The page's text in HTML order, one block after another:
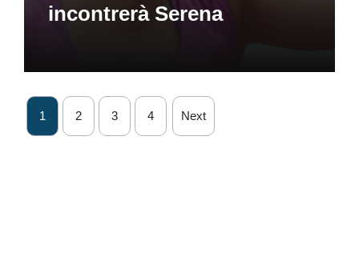
incontrerà Serena
1 2 3 4 Next